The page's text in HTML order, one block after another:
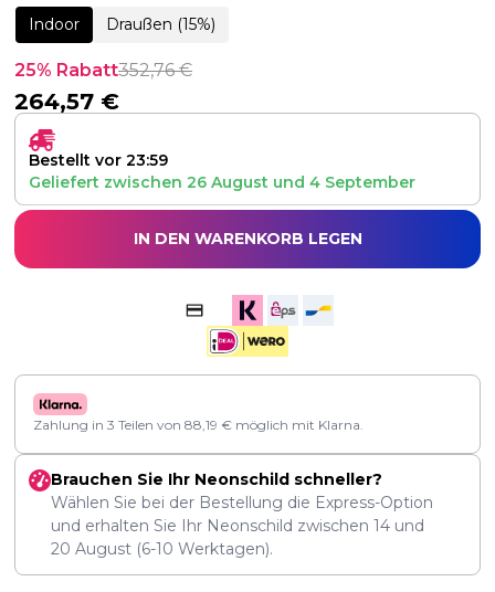
Indoor Draußen (15%)
25% Rabatt352,76€
264,57 €
Bestellt vor 23:59
Geliefert zwischen 26 August und 4 September
IN DEN WARENKORB LEGEN
Zahlung in 3 Teilen von 88,19 € möglich mit Klarna.
Brauchen Sie Ihr Neonschild schneller?
Wählen Sie bei der Bestellung die Express-Option
und erhalten Sie Ihr Neonschild zwischen 14 und
20 August (6-10 Werktagen).